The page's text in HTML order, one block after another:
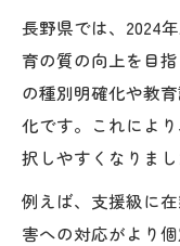
ト
子どもの
支援級活
発達支援
通常学級との
長野県では、2024
育の質の向上を目
の種別明確化や教
化です。これによ
択しやすくなりまし
例えば、支援級に
害への対応がより